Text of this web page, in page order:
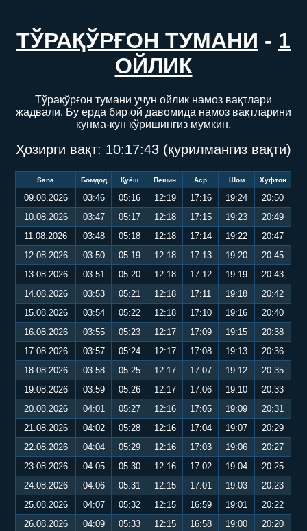
ТЎРАҚЎРҒОН ТУМАНИ - 1
ОЙЛИК
Тўрақўрғон тумани учун ойлик намоз вақтлари
жадвали. Бу ерда бир ой давомида намоз вақтларини
кунма-кун кўришингиз мумкин.
Ҳозирги вақт: 10:17:43 (қурилмангиз вақти)
Sana Бомдод Қуёш Пешин Аср Шом Хуфтон
09.08.2026 03:46 05:16 12:19 17:16 19:24
20:50
10.08.2026
03:47 05:17 12:18 17:15 19:23
20:49
11.08.2026
03:48 05:18 12:18 17:14 19:22
20:47
12.08.2026
03:50 05:19 12:18 17:13 19:20
20:45
13.08.2026
03:51 05:20 12:18 17:12 19:19
20:43
14.08.2026
03:53 05:21 12:18 17:11 19:18
20:42
15.08.2026
03:54 05:22 12:18 17:10 19:16
20:40
16.08.2026
03:55 05:23 12:17 17:09 19:15
20:38
17.08.2026
03:57 05:24 12:17 17:08 19:13
20:36
18.08.2026
03:58 05:25 12:17 17:07 19:12
20:35
19.08.2026
03:59 05:26 12:17 17:06 19:10
20:33
20.08.2026
04:01 05:27 12:16 17:05 19:09
20:31
21.08.2026
04:02 05:28 12:16 17:04 19:07
20:29
22.08.2026
04:04 05:29 12:16 17:03 19:06
20:27
23.08.2026
04:05 05:30 12:16 17:02 19:04
20:25
24.08.2026
04:06 05:31 12:15 17:01 19:03
20:23
25.08.2026
04:07 05:32 12:15 16:59 19:01
20:22
26.08.2026
04:09 05:33 12:15 16:58 19:00
20:20